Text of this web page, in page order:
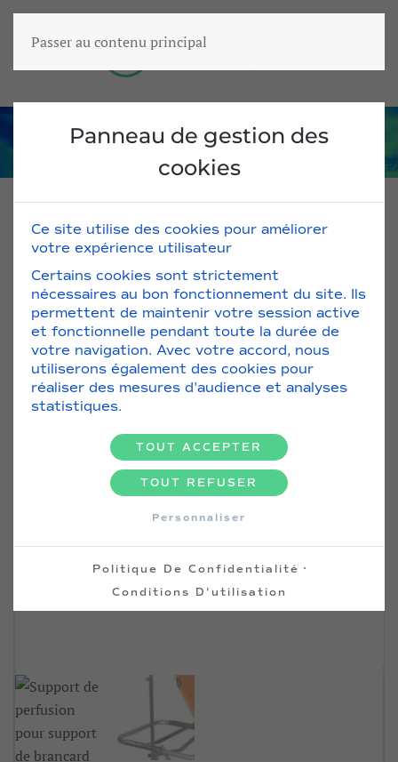
Panneau de gestion des
cookies
Ce site utilise des cookies pour améliorer
votre expérience utilisateur
Certains cookies sont strictement
nécessaires au bon fonctionnement du site. Ils
permettent de maintenir votre session active
et fonctionnelle pendant toute la durée de
votre navigation. Avec votre accord, nous
utiliserons également des cookies pour
réaliser des mesures d'audience et analyses
statistiques.
TOUT ACCEPTER
TOUT REFUSER
Personnaliser
Politique De Confidentialité ·
Conditions D'utilisation
Passer au contenu principal
Lits et brancards d’urgence / Transport et
Transfert